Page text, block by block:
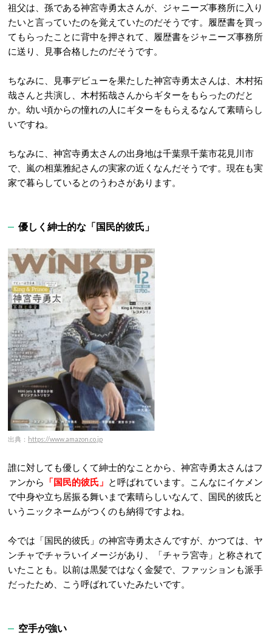
祖父は、孫である神宮寺勇太さんが、ジャニーズ事務所に入り
たいと言っていたのを覚えていたのだそうです。履歴書を買っ
てもらったことに背中を押されて、履歴書をジャニーズ事務所
に送り、見事合格したのだそうです。
ちなみに、見事デビューを果たした神宮寺勇太さんは、木村拓
哉さんと共演し、木村拓哉さんからギターをもらったのだと
か。幼い頃からの憧れの人にギターをもらえるなんて素晴らし
いですね。
ちなみに、神宮寺勇太さんの出身地は千葉県千葉市花見川市
で、嵐の相葉雅紀さんの実家の近くなんだそうです。現在も実
家で暮らしているとのうわさがあります。
優しく紳士的な「国民的彼氏」
出典： https://www.amazon.co.jp
誰に対しても優しくて紳士的なことから、神宮寺勇太さんはフ
ァンから
「国民的彼氏」 と呼ばれています。こんなにイケメン
で中身や立ち居振る舞いまで素晴らしいなんて、国民的彼氏と
いうニックネームがつくのも納得ですよね。
今では「国民的彼氏」の神宮寺勇太さんですが、かつては、ヤ
ンチャでチャラいイメージがあり、「チャラ宮寺」と称されて
いたことも。以前は黒髪ではなく金髪で、ファッションも派手
だったため、こう呼ばれていたみたいです。
空手が強い